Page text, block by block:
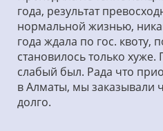
года, результат
нормальной жизнью,
года ждала по гос. квоту,
становилось только хуже.
слабый был. Рада что
в Алматы, мы заказывали
долго.